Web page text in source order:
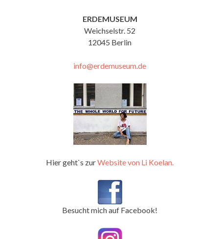
ERDEMUSEUM
Weichselstr. 52
12045 Berlin
info@erdemuseum.de
Hier geht`s zurWebsite von Li Koelan.
Besucht mich auf Facebook!